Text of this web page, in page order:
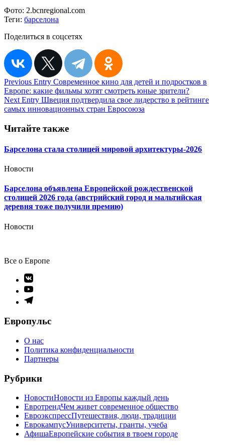
Фото: 2.bcnregional.com
Теги: барселона
Поделиться в соцсетях
Навигация
по
записям
Previous Entry Современное кино для детей и подростков в
Европе: какие фильмы хотят смотреть юные зрители?
Next Entry Швеция подтвердила свое лидерство в рейтинге
самых инновационных стран Евросоюза
Читайте также
Барселона стала столицей мировой архитектуры-2026
Новости
Барселона объявлена Европейской рождественской
столицей 2026 года (австрийский город и мальтийская
деревня тоже получили премию)
Новости
Все о Европе
Элемент
меню
Элемент
меню
Элемент
Европульс
О нас
Политика конфиденциальности
Партнеры
Рубрики
НовостиНовости из Европы каждый день
ЕвротрендЧем живет современное общество
ЕвроэкспрессПутешествия, люди, традиции
ЕврокампусУниверситеты, гранты, учеба
АфишаЕвропейские события в твоем городе